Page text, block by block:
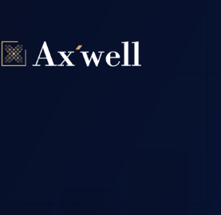
de
inhoud